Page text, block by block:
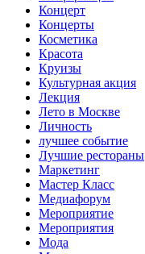
Концерт
Концерты
Косметика
Красота
Круизы
Культурная акция
Лекция
Лето в Москве
Личность
лучшее событие
Лучшие рестораны
Маркетинг
Мастер Класс
Медиафорум
Мероприятие
Мероприятия
Мода